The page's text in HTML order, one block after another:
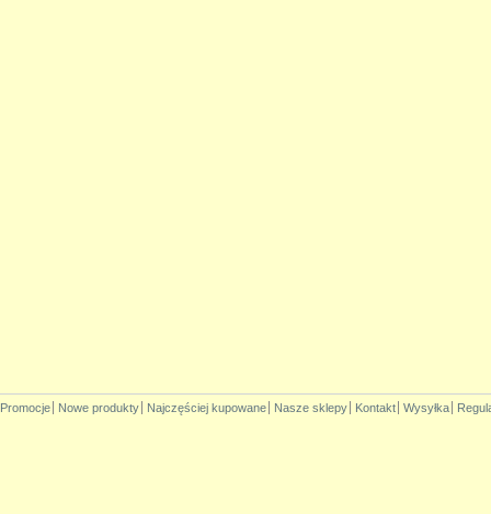
Promocje Nowe produkty Najczęściej kupowane Nasze sklepy Kontakt Wysyłka